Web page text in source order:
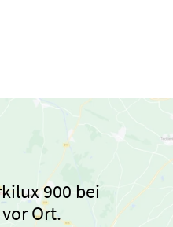
900 bei
Ort.